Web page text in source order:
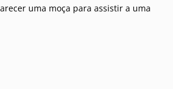
uma moça para assistir a uma